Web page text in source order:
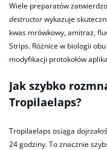
Wiele preparatów
destructorwykazuje
kwas mrówkowy, amitraz,
Strips. Różnice w biologii
modyfikacji protokołów
Jak szybko
Tropilaelaps?
Tropilaelaps osiąga
24 godziny. To znacznie